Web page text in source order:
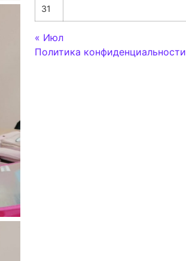
31
« Июл
Политика конфиденциальности